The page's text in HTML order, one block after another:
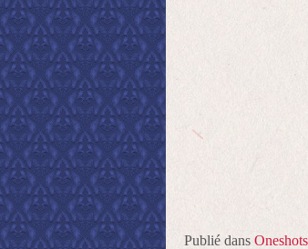
Publié dans Oneshots